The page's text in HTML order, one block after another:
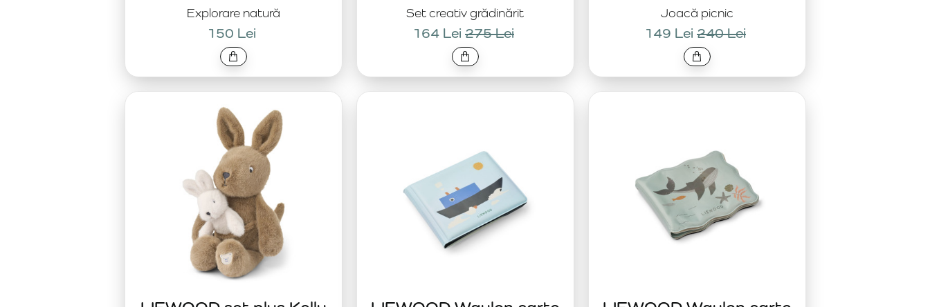
Explorare natură
150 Lei
Set creativ grădinărit
164 Lei 275 Lei
Joacă picnic
149 Lei 240 Lei